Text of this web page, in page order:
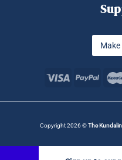
Copyright 2026 ©The